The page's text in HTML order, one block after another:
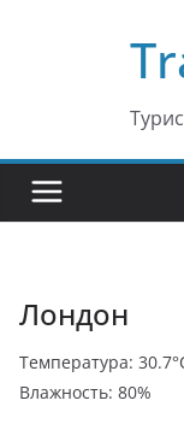
Лондон
Температура:
Влажность: 80%